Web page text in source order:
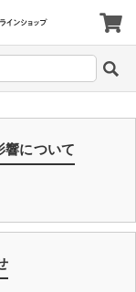
について